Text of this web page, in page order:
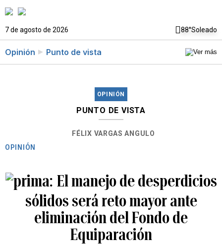
7 de agosto de 2026 88°Soleado
Opinión Punto de vista
OPINIÓN
PUNTO DE VISTA
FÉLIX VARGAS ANGULO
OPINIÓN
El manejo de desperdicios
sólidos será reto mayor ante
eliminación del Fondo de
Equiparación